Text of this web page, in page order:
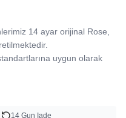
14 ayar orijinal Rose,
uygun olarak
14 Gun Iade